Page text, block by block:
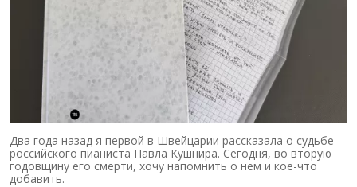
Два года назад я первой в Швейцарии рассказала о судьбе
российского пианиста Павла Кушнира. Сегодня, во вторую
годовщину его смерти, хочу напомнить о нем и кое-что
добавить.